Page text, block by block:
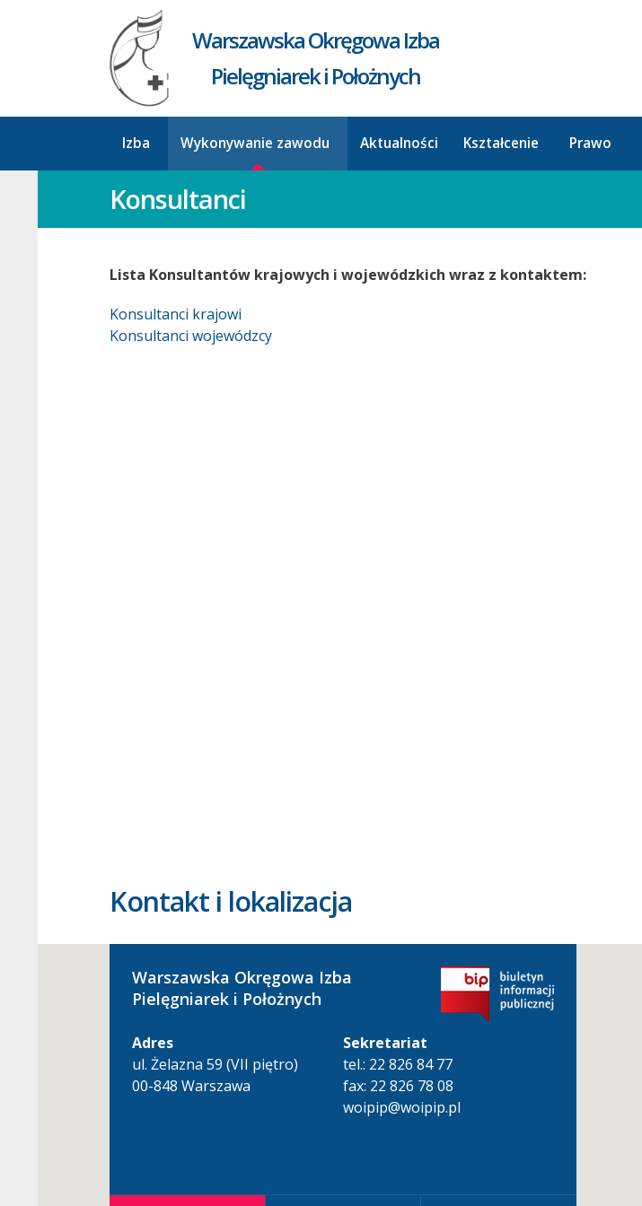
Warszawska Okręgowa Izba
Pielęgniarek i Położnych
Izba Wykonywanie zawodu Aktualności Kształcenie Prawo
Konsultanci
Lista Konsultantów krajowych i wojewódzkich wraz z kontaktem:
Konsultanci krajowi
Konsultanci wojewódzcy
Kontakt i lokalizacja
Warszawska Okręgowa Izba
Pielęgniarek i Położnych
Adres
ul. Żelazna 59 (VII piętro)
00-848 Warszawa
Sekretariat
tel.: 22 826 84 77
fax: 22 826 78 08
woipip@woipip.pl